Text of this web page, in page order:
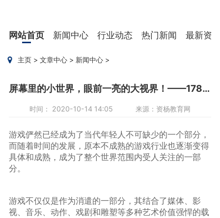
网站首页 新闻中心 行业动态 热门新闻 最新资
主页 >文章中心 > 新闻中心 >
屏幕里的小世界，眼前一亮的大视界！——178手游网。
时间： 2020-10-14 14:05 来源：资杨教育网
游戏俨然已经成为了当代年轻人不可缺少的一个部分，
而随着时间的发展，原本不成熟的游戏行业也逐渐变得
具体和成熟，成为了整个世界范围内受人关注的一部
分。
游戏不仅仅是作为消遣的一部分，其结合了媒体、影
视、音乐、动作、戏剧和雕塑等多种艺术价值强悍的载